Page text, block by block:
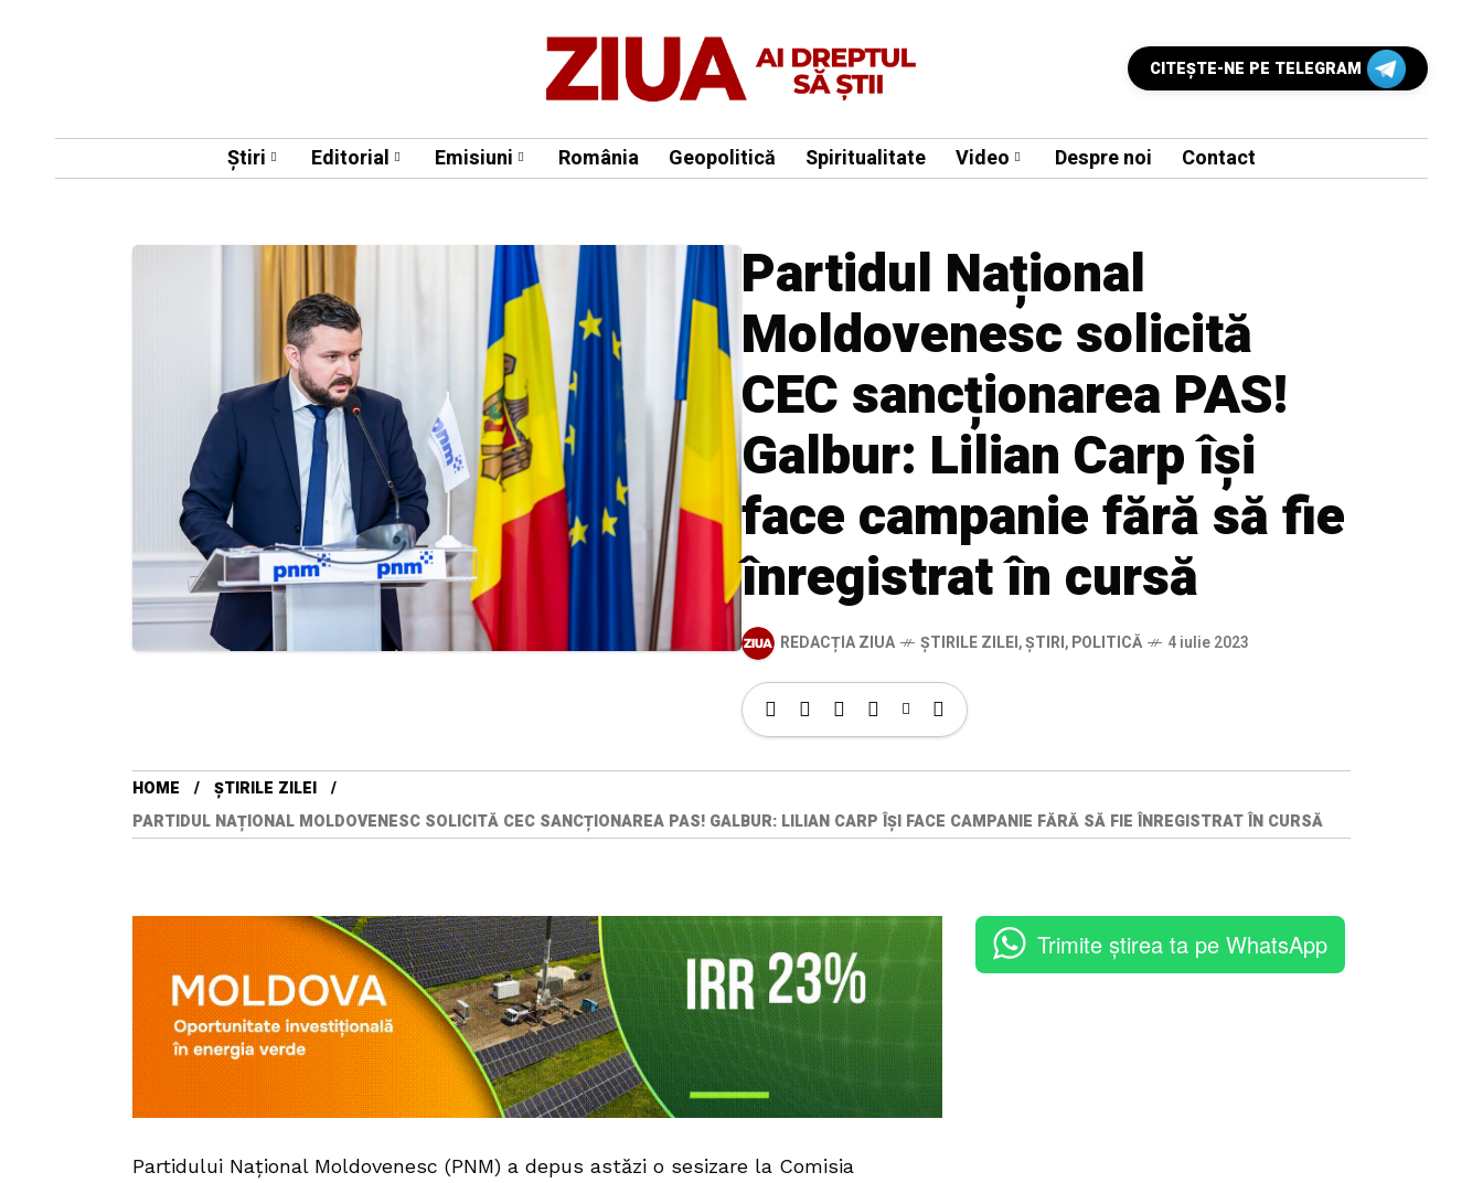
CITEŞTE-NE PE TELEGRAM
Știri Editorial Emisiuni România Geopolitică Spiritualitate Video Despre noi Contact
Partidul Național
Moldovenesc solicită
CEC sancționarea PAS!
Galbur: Lilian Carp își
face campanie fără să fie
înregistrat în cursă
REDACȚIA ZIUA ȘTIRILE ZILEI,ȘTIRI,POLITICĂ 4 iulie 2023
HOME
ȘTIRILE ZILEI
PARTIDUL NAȚIONAL MOLDOVENESC SOLICITĂ CEC SANCȚIONAREA PAS! GALBUR: LILIAN CARP ÎȘI FACE CAMPANIE FĂRĂ SĂ FIE ÎNREGISTRAT ÎN CURSĂ
Partidului Național Moldovenesc (PNM) a depus astăzi o sesizare la Comisia
Trimite știrea ta pe WhatsApp